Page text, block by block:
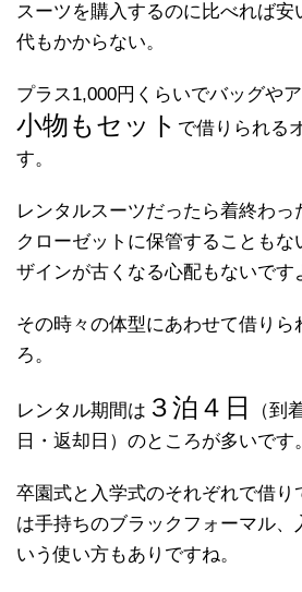
スーツを購入するのに比べれば安
代もかからない。
プラス1,000円くらいでバッグや
小物もセット で借りられる
す。
レンタルスーツだったら着終わ
クローゼットに保管することも
ザインが古くなる心配もないです
その時々の体型にあわせて借りら
ろ。
レンタル期間は ３泊４日
（到
日・返却日）のところが多いです。
卒園式と入学式のそれぞれで借り
は手持ちのブラックフォーマル、
いう使い方もありですね。